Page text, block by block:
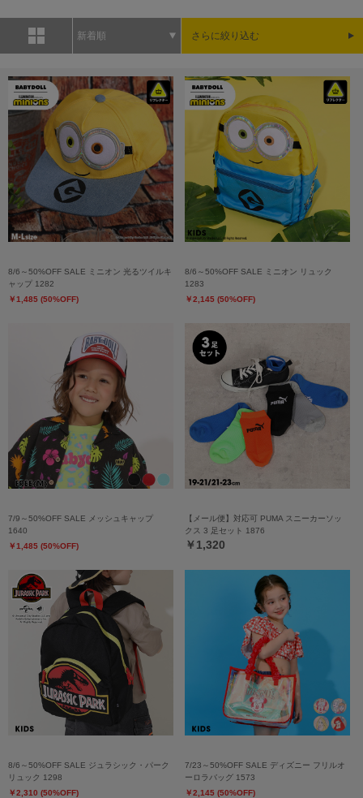
新着順 さらに絞り込む
8/6～50%OFF SALE ミニオン 光るツイルキ
ャップ 1282
￥1,485 (50%OFF)
8/6～50%OFF SALE ミニオン リュック
1283
￥2,145 (50%OFF)
7/9～50%OFF SALE メッシュキャップ
1640
￥1,485 (50%OFF)
【メール便】対応可 PUMA スニーカーソッ
クス 3 足セット 1876
￥1,320
8/6～50%OFF SALE ジュラシック・パーク
リュック 1298
￥2,310 (50%OFF)
7/23～50%OFF SALE ディズニー フリルオ
ーロラバッグ 1573
￥2,145 (50%OFF)